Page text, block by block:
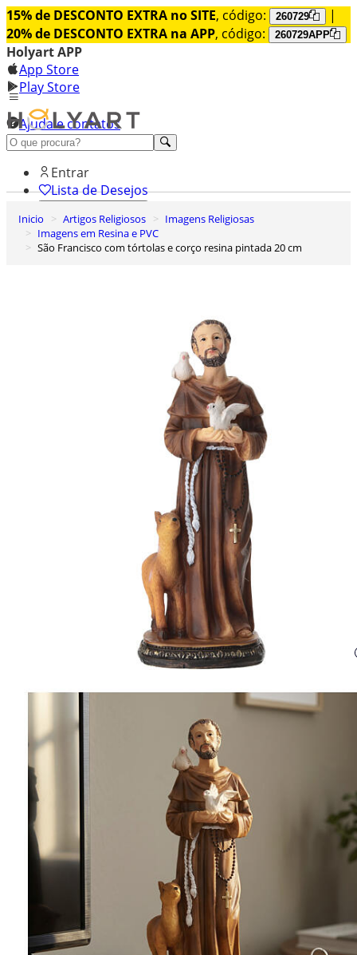
15% de DESCONTO EXTRA no SITE, código: 260729
|
20% de DESCONTO EXTRA na APP, código: 260729APP
Holyart APP
App Store
Play Store
Ajuda e contatos
Conheça premium
Entrar
Lista de Desejos
0
Carrinho de Compras
Inicio Artigos Religiosos
Imagens Religiosas
Imagens em Resina e PVC
São Francisco com tórtolas e corço resina pintada 20 cm